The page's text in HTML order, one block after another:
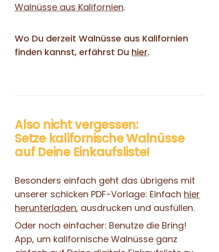
Walnüsse aus Kalifornien.
Wo Du derzeit Walnüsse aus Kalifornien
finden kannst, erfährst Du hier.
Also nicht vergessen:
Setze kalifornische Walnüsse
auf Deine Einkaufsliste!
Besonders einfach geht das übrigens mit
unserer schicken PDF-Vorlage: Einfach hier
herunterladen, ausdrucken und ausfüllen.
Oder noch einfacher: Benutze die Bring!
App, um kalifornische Walnüsse ganz